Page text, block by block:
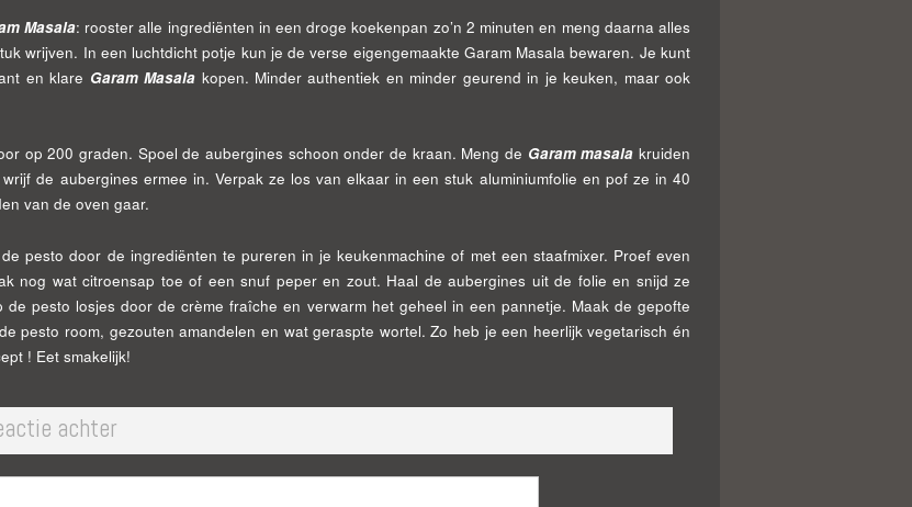
Masala: rooster alle ingrediënten in een droge koekenpan zo’n 2 minuten en meng daarna alles
wrijven. In een luchtdicht potje kun je de verse eigengemaakte Garam Masala bewaren. Je kunt
en klare Garam Masala kopen. Minder authentiek en minder geurend in je keuken, maar ook
op 200 graden. Spoel de aubergines schoon onder de kraan. Meng de Garam masala kruiden
de aubergines ermee in. Verpak ze los van elkaar in een stuk aluminiumfolie en pof ze in 40
van de oven gaar.
pesto door de ingrediënten te pureren in je keukenmachine of met een staafmixer. Proef even
nog wat citroensap toe of een snuf peper en zout. Haal de aubergines uit de folie en snijd ze
de pesto losjes door de crème fraîche en verwarm het geheel in een pannetje. Maak de gepofte
pesto room, gezouten amandelen en wat geraspte wortel. Zo heb je een heerlijk vegetarisch én
! Eet smakelijk!
achter